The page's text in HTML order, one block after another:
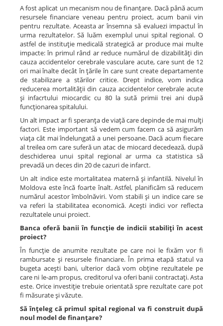
A fost aplicat un mecanism nou de finanţare. Dacă până acum
resursele financiare veneau pentru proiect, acum banii vin
pentru rezultate. Aceasta ar însemna să evaluezi impactul în
urma rezultatelor. Să luăm exemplul unui spital regional. O
astfel de instituţie medicală strategică ar produce mai multe
impacte: în primul rând ar reduce numărul de dizabilităţi din
cauza accidentelor cerebrale vasculare acute, care sunt de 12
ori mai înalte decât în ţările în care sunt create departamente
de stabilizare a stărilor critice. Drept indice, vom indica
reducerea mortalităţii din cauza accidentelor cerebrale acute
şi infacrtului miocardic cu 80 la sută primii trei ani după
funcţionarea spitalului.
Un alt impact ar fi speranţa de viaţă care depinde de mai mulţi
factori. Este important să vedem cum facem ca să asigurăm
viaţa cât mai îndelungată a unei persoane. Dacă acum fiecare
al treilea om care suferă un atac de miocard decedează, după
deschiderea unui spital regional ar urma ca statistica să
prevadă un deces din 20 de cazuri de infarct.
Un alt indice este mortalitatea maternă şi infantilă. Nivelul în
Moldova este încă foarte înalt. Astfel, planificăm să reducem
numărul acestor îmbolnăviri. Vom stabili şi un indice care se
va referi la stabilitatea economică. Aceşti indici vor reflecta
rezultatele unui proiect.
Banca oferă banii în funcţie de indicii stabiliţi în acest
proiect?
În funcţie de anumite rezultate pe care noi le fixăm vor fi
rambursate şi resursele financiare. În prima etapă statul va
bugeta aceşti bani, ulterior dacă vom obţine rezultatele pe
care ni le-am propus, creditorul va oferi banii contractaţi. Asta
este. Orice investiţie trebuie orientată spre rezultate care pot
fi măsurate şi văzute.
Să înţeleg că primul spital regional va fi construit după
noul model de finanţare?